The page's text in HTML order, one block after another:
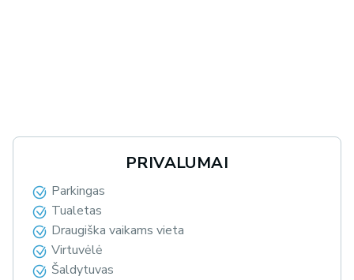
PRIVALUMAI
Parkingas
Tualetas
Draugiška vaikams vieta
Virtuvėlė
Šaldytuvas